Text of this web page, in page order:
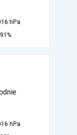
hPa
91%
hPa